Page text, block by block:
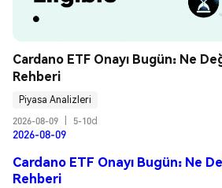
Cardano ETF Onayı Bugün: Ne
Rehberi
Piyasa Analizleri
2026-08-09
5-10d
2026-08-09
Cardano ETF Onayı Bugün: Ne
Rehberi